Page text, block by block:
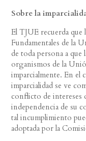
Sobre la
El TJUE recuerda que
Fundamentales de la
de toda persona a
organismos de la
imparcialmente. En el
imparcialidad se ve
conflicto de intereses
independencia de su
tal incumplimiento
adoptada por la